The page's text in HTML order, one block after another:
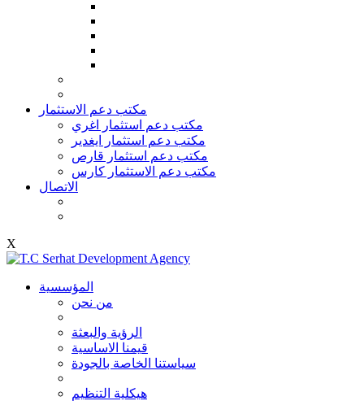
مكتب دعم الاستثمار
مكتب دعم استثمار اغري
مكتب دعم استثمار ايغدير
مكتب دعم استثمار قارص
مكتب دعم الاستثمار كارس
الاتصال
X
المؤسسية
من نحن
الرؤية والبعثة
قيمنا الاساسية
سياستنا الخاصة بالجودة
هيكلية التنظيم